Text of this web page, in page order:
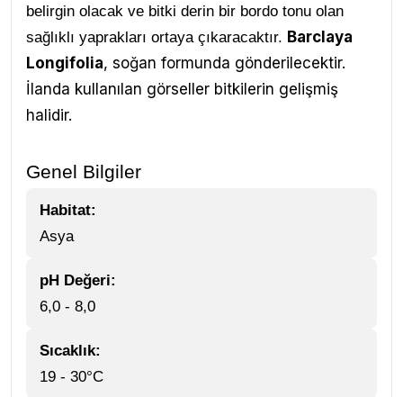
belirgin olacak ve bitki derin bir bordo tonu olan
sağlıklı yaprakları ortaya çıkaracaktır. Barclaya
Longifolia, soğan formunda gönderilecektir.
İlanda kullanılan görseller bitkilerin gelişmiş
halidir.
Genel Bilgiler
Habitat:
Asya
pH Değeri:
6,0 - 8,0
Sıcaklık:
19 - 30°C